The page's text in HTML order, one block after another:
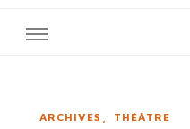
ARCHIVES THÉÂTRE